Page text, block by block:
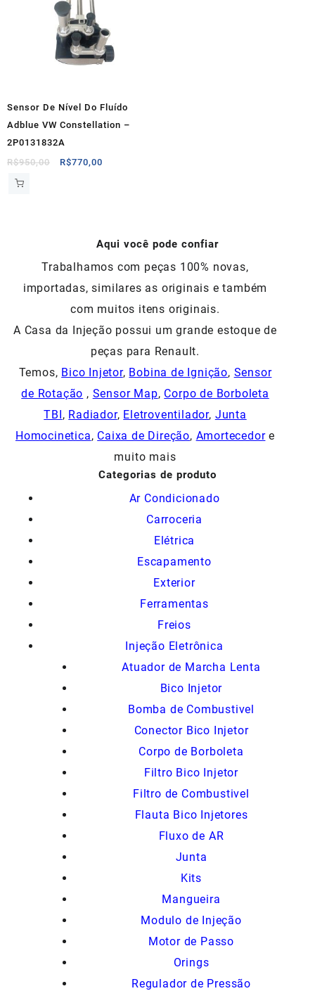
Sensor De Nível Do Fluído
Adblue VW Constellation –
2P0131832A
R$950,00
O
R$770,00
Aqui você pode confiar
Trabalhamos com peças 100% novas,
importadas, similares as originais e também
com muitos itens originais.
A Casa da Injeção possui um grande estoque de
peças para Renault.
Temos, Bico Injetor, Bobina de Ignição, Sensor
de Rotação , Sensor Map, Corpo de Borboleta
TBI , Radiador, Eletroventilador, Junta
Homocinetica, Caixa de Direção, Amortecedore
muito mais
Categorias de produto
Ar Condicionado
Carroceria
Elétrica
Escapamento
Exterior
Ferramentas
Freios
Injeção Eletrônica
Atuador de Marcha Lenta
Bico Injetor
Bomba de Combustivel
Conector Bico Injetor
Corpo de Borboleta
Filtro Bico Injetor
Filtro de Combustivel
Flauta Bico Injetores
Fluxo de AR
Junta
Kits
Mangueira
Modulo de Injeção
Motor de Passo
Orings
Regulador de Pressão